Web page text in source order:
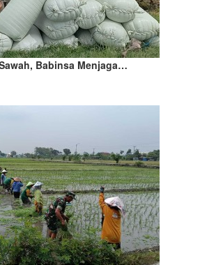
Babinsa Menjaga…